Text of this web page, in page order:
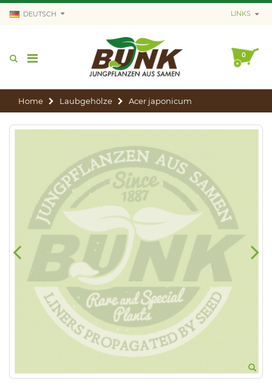
DEUTSCH LINKS
0
Home Laubgehölze Acer japonicum